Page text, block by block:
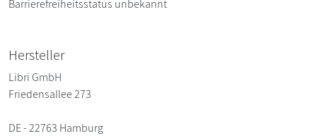
Barrierefreiheitsstatus unbekannt
Hersteller
Libri GmbH
Friedensallee 273
DE - 22763 Hamburg